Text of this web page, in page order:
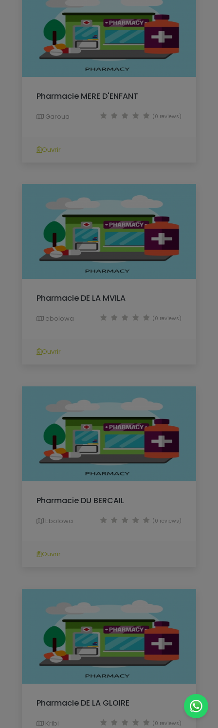
Pharmacie MERE D'ENFANT
Garoua (0 reviews)
Ouvrir
Pharmacie DE LA MVILA
ebolowa (0 reviews)
Ouvrir
Pharmacie DU BERCAIL
Ebolowa (0 reviews)
Ouvrir
Pharmacie DE LA GLOIRE
Kribi (0 reviews)